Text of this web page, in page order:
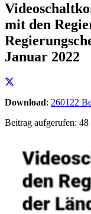
mit den
Januar 2022
Download: 260122
Beitrag aufgerufen: 48